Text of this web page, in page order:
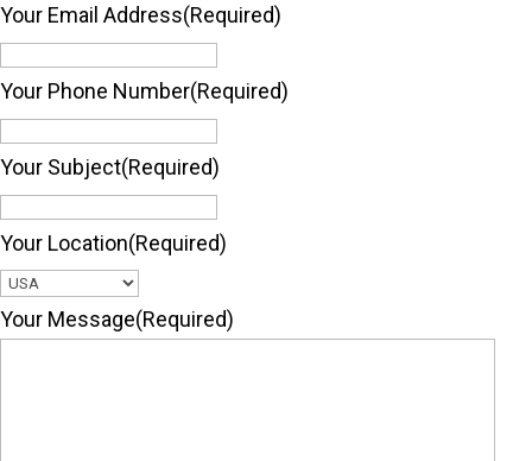
Your Email Address(Required)
Your Phone Number(Required)
Your Subject(Required)
Your Location(Required)
Your Message(Required)